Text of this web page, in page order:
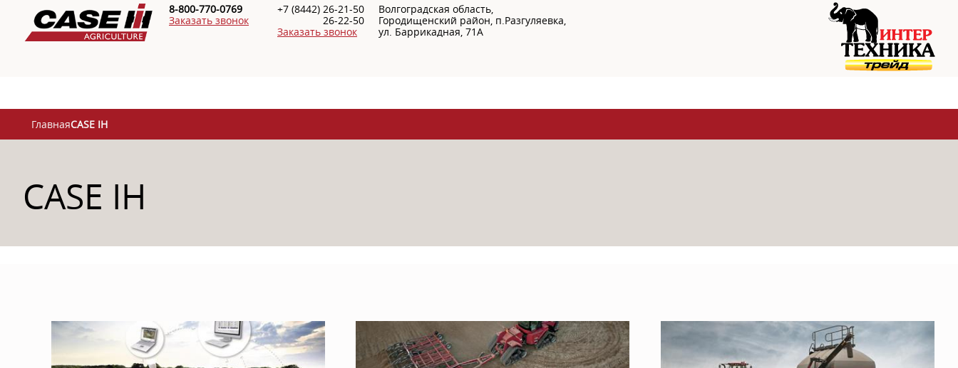
8-800-770-0769
Заказать звонок
+7 (8442) 26-21-50
26-22-50
Заказать звонок
Волгоградская область,
Городищенский район, п.Разгуляевка,
ул. Баррикадная, 71А
ГлавнаяCASE IH
CASE IH